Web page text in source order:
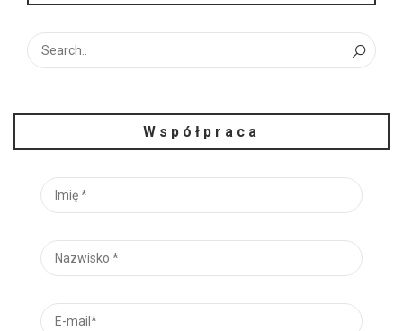
Współpraca